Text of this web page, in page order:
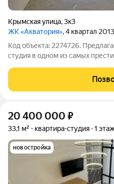
Крымская улица,3к3
ЖК «Акватория», 4 квартал 2013
Код объекта: 2274726.
студия в одном из самых
проживания, так и для
Premium ЖК Акватория
20 400 000 ₽
33,1 м² квартира-студия 1
новостройка